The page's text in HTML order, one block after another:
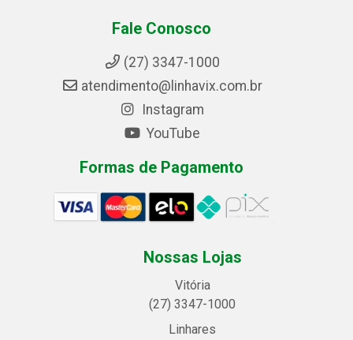
Fale Conosco
(27) 3347-1000
atendimento@linhavix.com.br
Instagram
YouTube
Formas de Pagamento
Nossas Lojas
Vitória
(27) 3347-1000
Linhares